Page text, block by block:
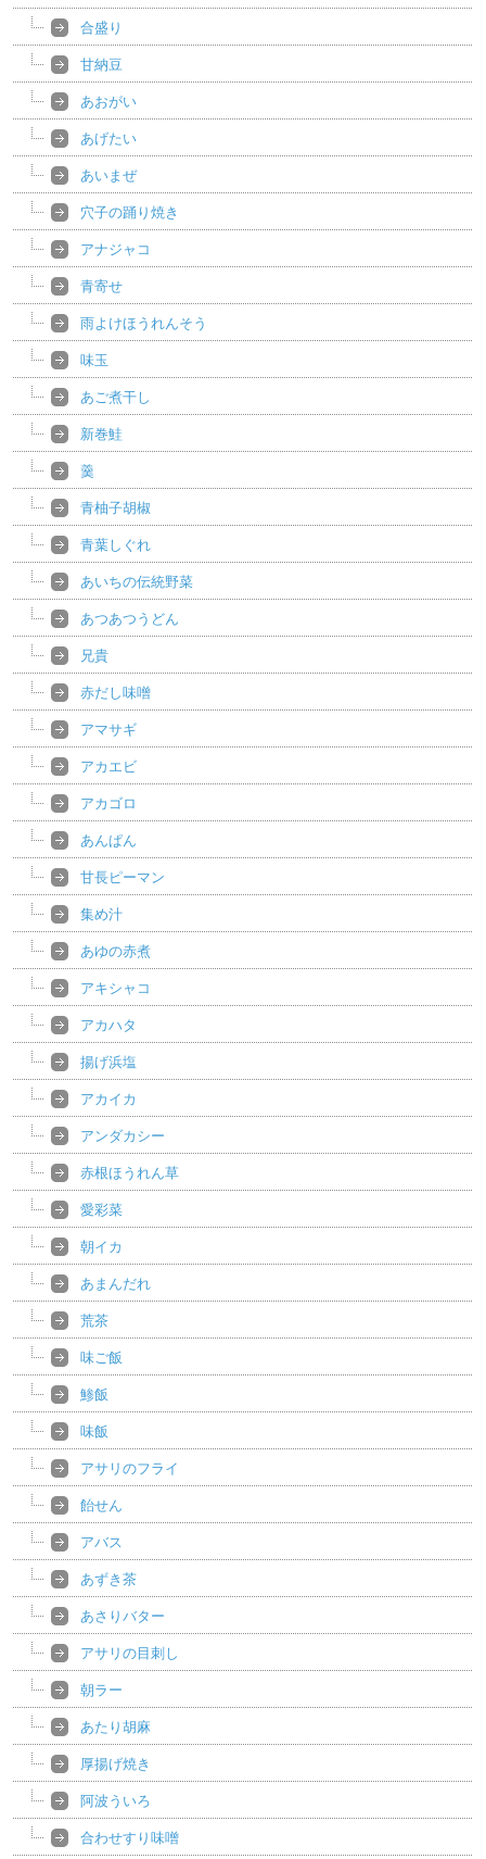
合盛り
甘納豆
あおがい
あげたい
あいまぜ
穴子の踊り焼き
アナジャコ
青寄せ
雨よけほうれんそう
味玉
あご煮干し
新巻鮭
羹
青柚子胡椒
青葉しぐれ
あいちの伝統野菜
あつあつうどん
兄貴
赤だし味噌
アマサギ
アカエビ
アカゴロ
あんぱん
甘長ピーマン
集め汁
あゆの赤煮
アキシャコ
アカハタ
揚げ浜塩
アカイカ
アンダカシー
赤根ほうれん草
愛彩菜
朝イカ
あまんだれ
荒茶
味ご飯
鯵飯
味飯
アサリのフライ
飴せん
アバス
あずき茶
あさりバター
アサリの目刺し
朝ラー
あたり胡麻
厚揚げ焼き
阿波ういろ
合わせすり味噌